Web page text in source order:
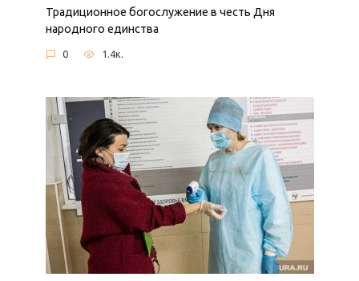
Традиционное богослужение в честь Дня
народного единства
0 1.4к.